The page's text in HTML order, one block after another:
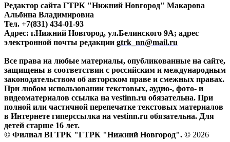
Редактор сайта ГТРК "Нижний Новгород" Макарова
Альбина Владимировна
Тел. +7(831) 434-01-93
Адрес: г.Нижний Новгород, ул.Белинского 9А; адрес
электронной почты редакции gtrk_nn@mail.ru
Все права на любые материалы, опубликованные на сайте,
защищены в соответствии с российским и международным
законодательством об авторском праве и смежных правах.
При любом использовании текстовых, аудио-, фото- и
видеоматериалов ссылка на vestinn.ru обязательна. При
полной или частичной перепечатке текстовых материалов
в Интернете гиперссылка на vestinn.ru обязательна. Для
детей старше 16 лет.
© Филиал ВГТРК "ГТРК "Нижний Новгород". © 2026